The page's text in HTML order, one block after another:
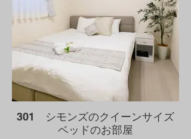
301 シモンズのクイーンサイズ
ベッドのお部屋